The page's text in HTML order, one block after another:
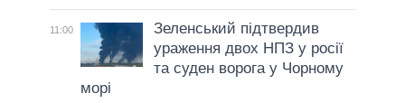
11:00
Зеленський підтвердив
ураження двох НПЗ у росії
та суден ворога у Чорному
морі